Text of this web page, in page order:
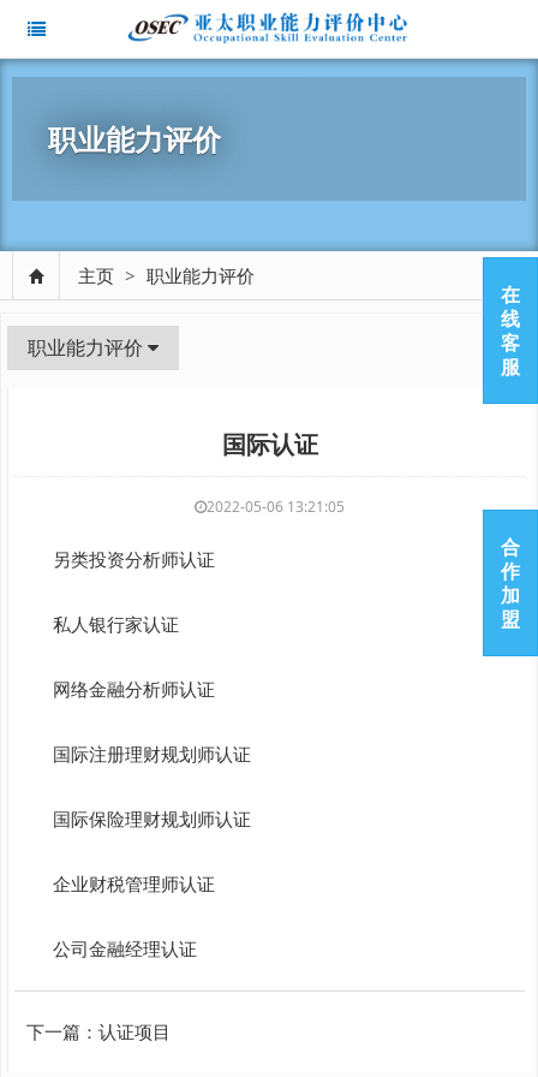
职业能力评价
主页 > 职业能力评价
职业能力评价
国际认证
2022-05-06 13:21:05
另类投资分析师认证
私人银行家认证
网络金融分析师认证
国际注册理财规划师认证
国际保险理财规划师认证
企业财税管理师认证
公司金融经理认证
下一篇： 认证项目
在
线
客
服
合
作
加
盟